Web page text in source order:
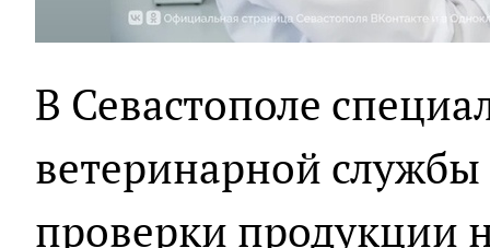
В Севастополе
ветеринарной
проверки продукции